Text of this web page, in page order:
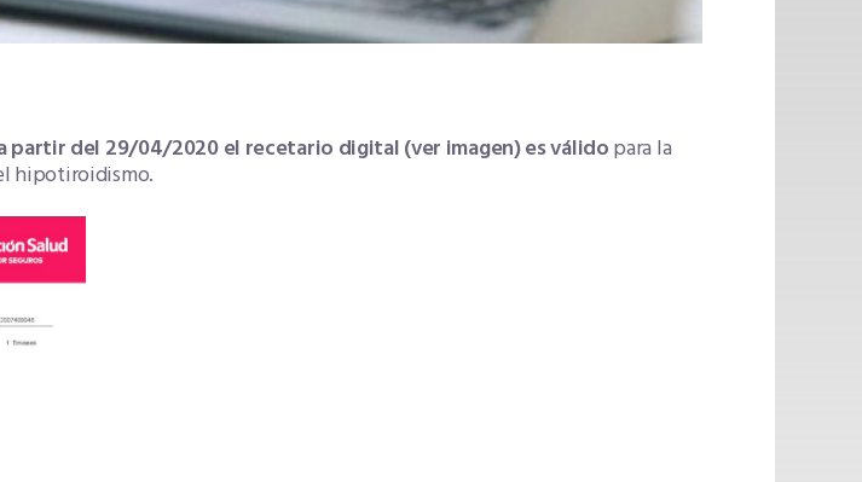
partir del 29/04/2020 el recetario digital (ver imagen) es válidopara la
hipotiroidismo.